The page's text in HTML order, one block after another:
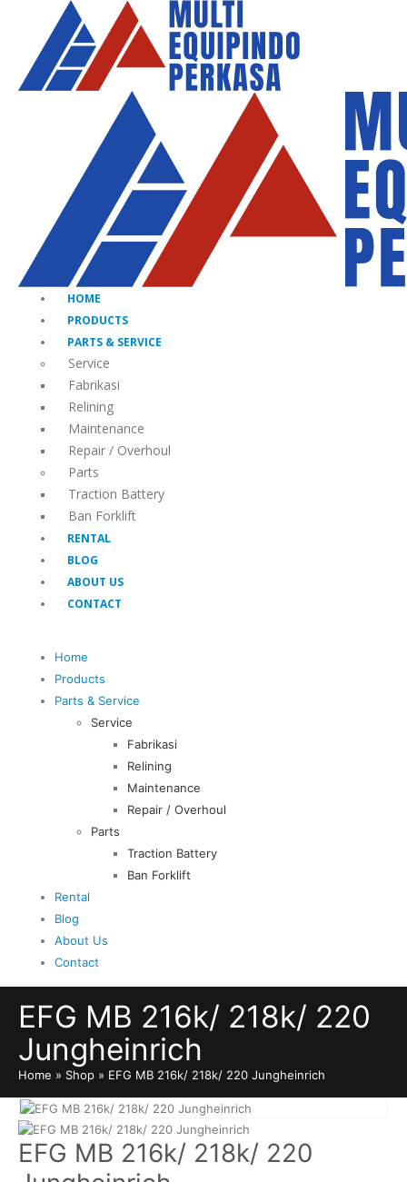
HOME
PRODUCTS
PARTS & SERVICE
Service
Fabrikasi
Relining
Maintenance
Repair / Overhoul
Parts
Traction Battery
Ban Forklift
RENTAL
BLOG
ABOUT US
CONTACT
Home
Products
Parts & Service
Service
Fabrikasi
Relining
Maintenance
Repair / Overhoul
Parts
Traction Battery
Ban Forklift
Rental
Blog
About Us
Contact
EFG MB 216k/ 218k/ 220
Jungheinrich
Home » Shop » EFG MB 216k/ 218k/ 220 Jungheinrich
EFG MB 216k/ 218k/ 220